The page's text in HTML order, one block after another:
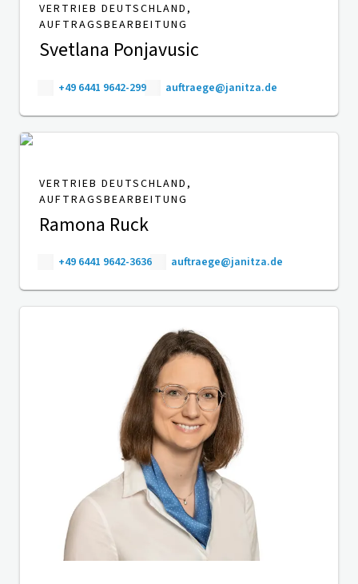
VERTRIEB DEUTSCHLAND,
AUFTRAGSBEARBEITUNG
Svetlana Ponjavusic
+49 6441 9642-299 auftraege@janitza.de
VERTRIEB DEUTSCHLAND,
AUFTRAGSBEARBEITUNG
Ramona Ruck
+49 6441 9642-3636 auftraege@janitza.de